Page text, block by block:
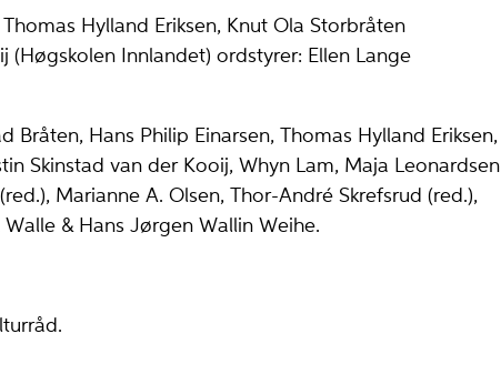
Hylland Eriksen, Knut Ola Storbråten
(Høgskolen Innlandet) ordstyrer: Ellen Lange
Bråten, Hans Philip Einarsen, Thomas Hylland Eriksen,
Skinstad van der Kooij, Whyn Lam, Maja Leonardsen
Marianne A. Olsen, Thor-André Skrefsrud (red.),
& Hans Jørgen Wallin Weihe.